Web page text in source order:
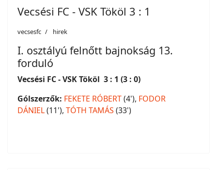
Vecsési FC - VSK Tököl 3 : 1
vecsesfc hirek
I. osztályú felnőtt bajnokság 13.
forduló
Vecsési FC - VSK Tököl 3 : 1 (3 : 0)
Gólszerzők: FEKETE RÓBERT(4'), FODOR
DÁNIEL(11'), TÓTH TAMÁS (33')